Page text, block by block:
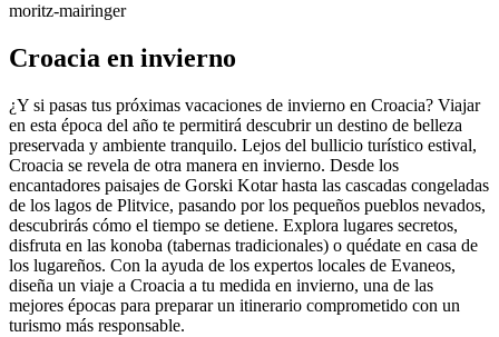
moritz-mairinger
Croacia en invierno
¿Y si pasas tus próximas vacaciones de invierno en Croacia? Viajar
en esta época del año te permitirá descubrir un destino de belleza
preservada y ambiente tranquilo. Lejos del bullicio turístico estival,
Croacia se revela de otra manera en invierno. Desde los
encantadores paisajes de Gorski Kotar hasta las cascadas congeladas
de los lagos de Plitvice, pasando por los pequeños pueblos nevados,
descubrirás cómo el tiempo se detiene. Explora lugares secretos,
disfruta en las konoba (tabernas tradicionales) o quédate en casa de
los lugareños. Con la ayuda de los expertos locales de Evaneos,
diseña un viaje a Croacia a tu medida en invierno, una de las
mejores épocas para preparar un itinerario comprometido con un
turismo más responsable.